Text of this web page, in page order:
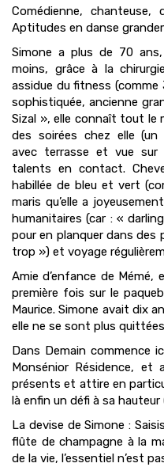
Comédienne,
Aptitudes en danse
Simone a plus de 70
moins, grâce à la
assidue du fitness (comme
sophistiquée, ancienne
Sizal », elle connaît tout le
des soirées chez elle (un
avec terrasse et vue
talents en contact.
habillée de bleu et vert
maris qu’elle a
humanitaires (car : «
pour en planquer dans des
trop ») et voyage
Amie d’enfance de
première fois sur le
Maurice. Simone avait dix
elle ne se sont plus
Dans Demain commence
Monsénior Résidence, et
présents et attire en
là enfin un défi à sa
La devise de Simone :
flûte de champagne à la
de la vie, l’essentiel n’est